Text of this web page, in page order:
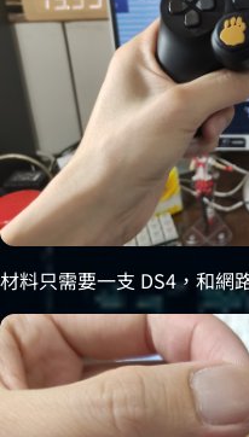
材料只需要一支 DS4，和網